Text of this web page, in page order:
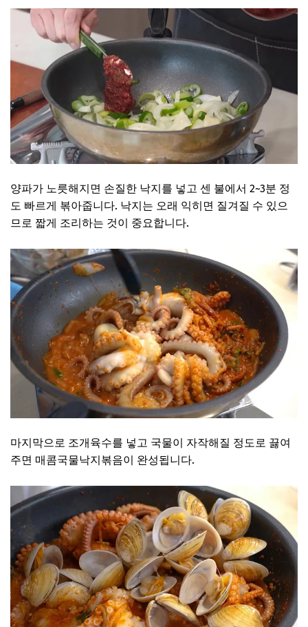
양파가 노릇해지면 손질한 낙지를 넣고 센 불에서 2~3분 정
도 빠르게 볶아줍니다. 낙지는 오래 익히면 질겨질 수 있으
므로 짧게 조리하는 것이 중요합니다.
마지막으로 조개육수를 넣고 국물이 자작해질 정도로 끓여
주면 매콤국물낙지볶음이 완성됩니다.